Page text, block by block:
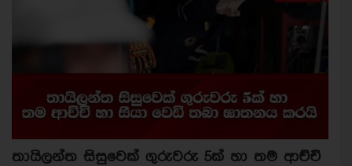
තායිලන්ත සිසුවෙක් ගුරුවරු 5ක් හා තම ආච්චි